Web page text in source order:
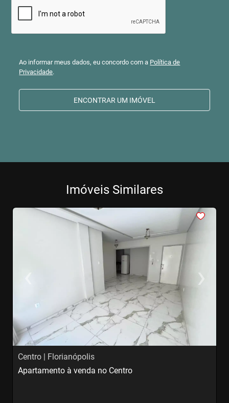
Ao informar meus dados, eu concordo com a Política de
Privacidade.
ENCONTRAR UM IMÓVEL
Imóveis Similares
‹ ›
Centro | Florianópolis
Apartamento à venda no Centro